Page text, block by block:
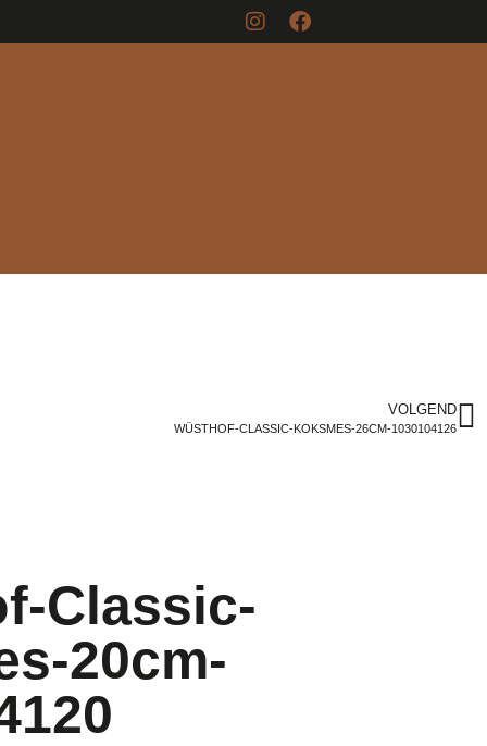
VOLGEND
WÜSTHOF-CLASSIC-KOKSMES-26CM-1030104126
Classic-
20cm-